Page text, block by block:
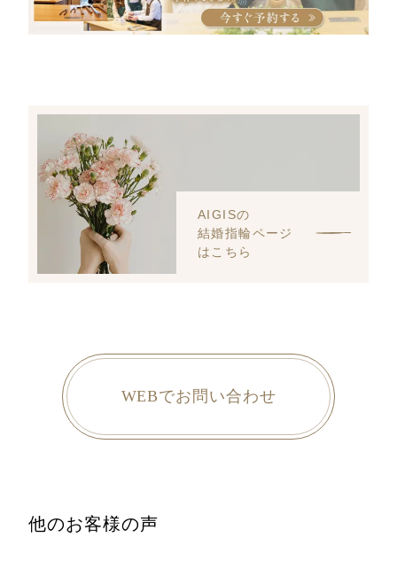
AIGISの
結婚指輪ページ
はこちら
WEBでお問い合わせ
他のお客様の声